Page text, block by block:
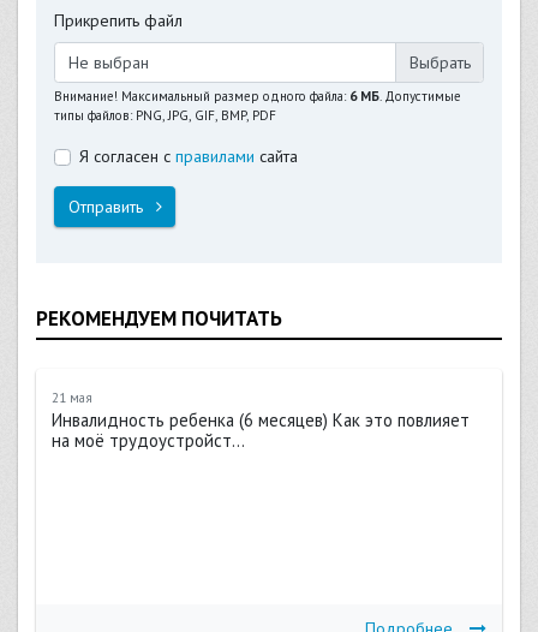
Прикрепить файл
Не выбран
Внимание! Максимальный размер одного файла: 6 МБ. Допустимые
типы файлов: PNG, JPG, GIF, BMP, PDF
Я согласен с правилами сайта
Отправить
РЕКОМЕНДУЕМ ПОЧИТАТЬ
21 мая
Инвалидность ребенка (6 месяцев) Как это повлияет
на моё трудоустройст...